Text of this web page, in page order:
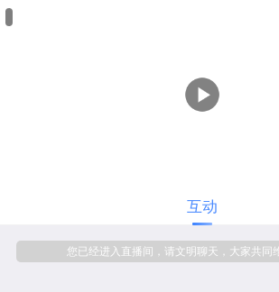
互动
您已经进入直播间，请文明聊天，大家共同